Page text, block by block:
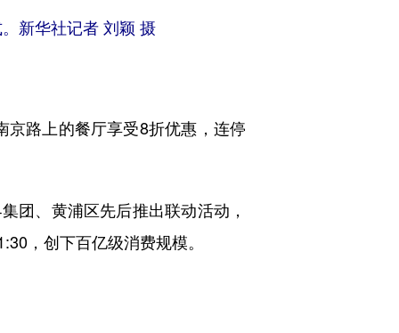
新华社记者 刘颖 摄
路上的餐厅享受8折优惠，连停
、黄浦区先后推出联动活动，
，创下百亿级消费规模。